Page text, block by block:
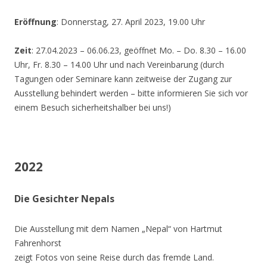
Eröffnung: Donnerstag, 27. April 2023, 19.00 Uhr
Zeit: 27.04.2023 – 06.06.23, geöffnet Mo. – Do. 8.30 – 16.00
Uhr, Fr. 8.30 – 14.00 Uhr und nach Vereinbarung (durch
Tagungen oder Seminare kann zeitweise der Zugang zur
Ausstellung behindert werden – bitte informieren Sie sich vor
einem Besuch sicherheitshalber bei uns!)
2022
Die Gesichter Nepals
Die Ausstellung mit dem Namen „Nepal“ von Hartmut
Fahrenhorst
zeigt Fotos von seine Reise durch das fremde Land.